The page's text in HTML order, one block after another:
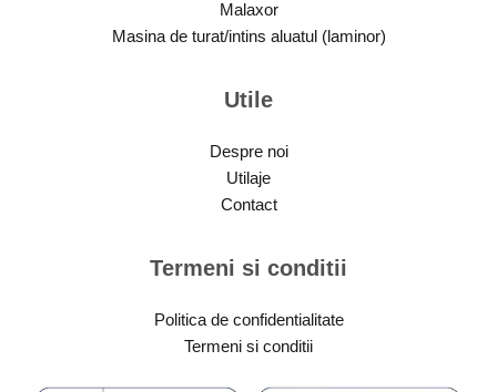
Malaxor
Masina de turat/intins aluatul (laminor)
Utile
Despre noi
Utilaje
Contact
Termeni si conditii
Politica de confidentialitate
Termeni si conditii